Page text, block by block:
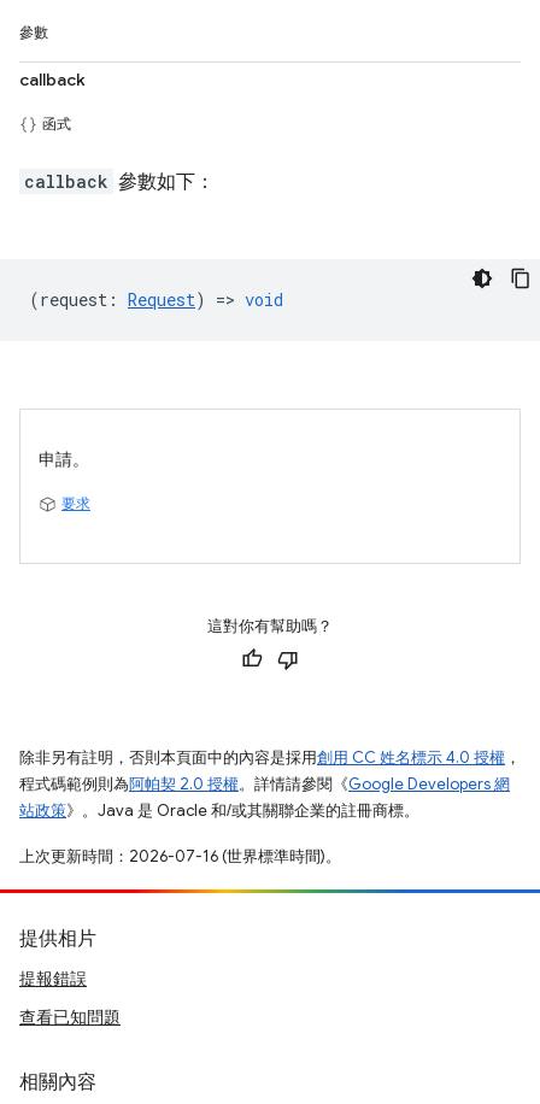
參數
callback
函式
callback 參數如下：
(request : Request) => void
申請。
要求
這對你有幫助嗎？
除非另有註明，否則本頁面中的內容是採用創用 CC 姓名標示 4.0 授權 ，
程式碼範例則為阿帕契 2.0 授權。詳情請參閱《Google Developers 網
站政策》。Java 是 Oracle 和/或其關聯企業的註冊商標。
上次更新時間：2026-07-16 (世界標準時間)。
提供相片
提報錯誤
查看已知問題
相關內容